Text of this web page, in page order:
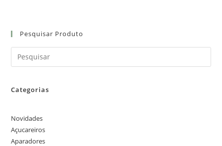
Pesquisar Produto
Categorias
Novidades
Açucareiros
Aparadores